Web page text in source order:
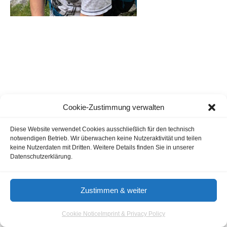
Cookie-Zustimmung verwalten
Diese Website verwendet Cookies ausschließlich für den technisch
notwendigen Betrieb. Wir überwachen keine Nutzeraktivität und teilen
keine Nutzerdaten mit Dritten. Weitere Details finden Sie in unserer
Datenschutzerklärung.
Zustimmen & weiter
Cookie Notice Imprint & Privacy Policy
Guestblogging Marketing Agencies
Cookie Notice
Terms of Use
Imprint & Privacy